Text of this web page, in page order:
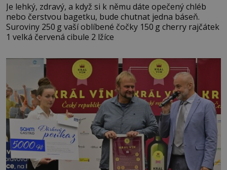
Je lehký, zdravý, a když si k němu dáte opečený chléb
nebo čerstvou bagetku, bude chutnat jedna báseň.
Suroviny 250 g vaší oblíbené čočky 150 g cherry rajčátek
1 velká červená cibule 2 lžíce